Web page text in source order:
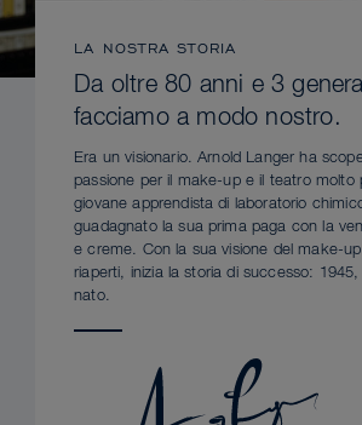
LA NOSTRA STORIA
Da oltre 80 anni e 3
facciamo a modo nostro.
Era un visionario. Arnold Langer ha
passione per il make-up e il teatro molto
giovane apprendista di laboratorio
guadagnato la sua prima paga con la
e creme. Con la sua visione del make-
riaperti, inizia la storia di successo: 1945,
nato.